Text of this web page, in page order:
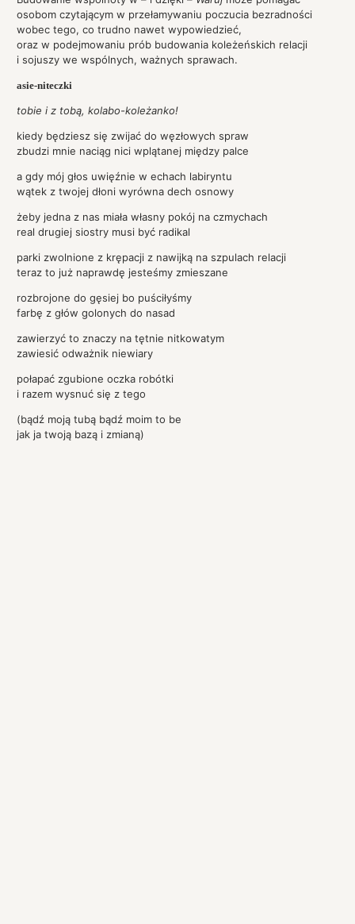
osobom czytającym w przełamywaniu poczucia bezradności
wobec tego, co trudno nawet wypowiedzieć,
oraz w podejmowaniu prób budowania koleżeńskich relacji
i sojuszy we wspólnych, ważnych sprawach.
asie-niteczki
tobie i z tobą, kolabo-koleżanko!
kiedy będziesz się zwijać do węzłowych spraw
zbudzi mnie naciąg nici wplątanej między palce
a gdy mój głos uwięźnie w echach labiryntu
wątek z twojej dłoni wyrówna dech osnowy
żeby jedna z nas miała własny pokój na czmychach
real drugiej siostry musi być radikal
parki zwolnione z krępacji z nawijką na szpulach relacji
teraz to już naprawdę jesteśmy zmieszane
rozbrojone do gęsiej bo puściłyśmy
farbę z głów golonych do nasad
zawierzyć to znaczy na tętnie nitkowatym
zawiesić odważnik niewiary
połapać zgubione oczka robótki
i razem wysnuć się z tego
(bądź moją tubą bądź moim to be
jak ja twoją bazą i zmianą)